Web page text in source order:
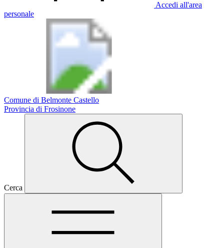
Accedi all'area
personale
Comune di Belmonte Castello
Provincia di Frosinone
Cerca